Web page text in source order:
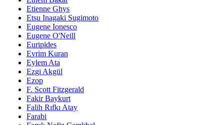
Etienne Ghys
Etsu Inagaki Sugimoto
Eugene Ionesco
Eugene O'Neill
Euripides
Evrim Kuran
Eylem Ata
Ezgi Akgül
Ezop
F. Scott Fitzgerald
Fakir Baykurt
Falih Rıfkı Atay
Farabi